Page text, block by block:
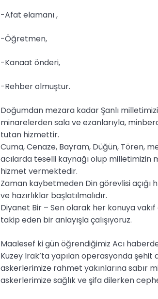
-Afat elamanı ,
-Öğretmen,
-Kanaat önderi,
-Rehber olmuştur.
Doğumdan mezara kadar Şanlı
minarelerden sala ve ezanlarıyla,
tutan hizmettir.
Cuma, Cenaze, Bayram, Düğün, Tören,
acılarda teselli kaynağı olup
hizmet vermektedir.
Zaman kaybetmeden Din görevlisi açığı
ve hazırlıklar başlatılmalıdır.
Diyanet Bir – Sen olarak her konuya
takip eden bir anlayışla çalışıyoruz.
Maalesef ki gün öğrendiğimiz Acı
Kuzey Irak’ta yapılan operasyonda şehit
askerlerimize rahmet yakınlarına sabır
askerlerimize sağlık ve şifa dilerken